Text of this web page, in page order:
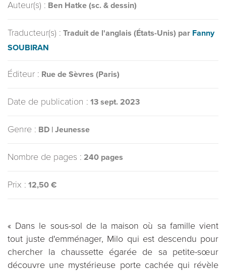
Auteur(s) : Ben Hatke (sc. & dessin)
Traducteur(s) : Traduit de l'anglais (États-Unis) par Fanny
SOUBIRAN
Éditeur : Rue de Sèvres (Paris)
Date de publication : 13 sept. 2023
Genre : BD | Jeunesse
Nombre de pages : 240 pages
Prix : 12,50 €
« Dans le sous-sol de la maison où sa famille vient
tout juste d'emménager, Milo qui est descendu pour
chercher la chaussette égarée de sa petite-sœur
découvre une mystérieuse porte cachée qui révèle